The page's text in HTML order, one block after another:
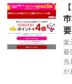
楽
最
当
が